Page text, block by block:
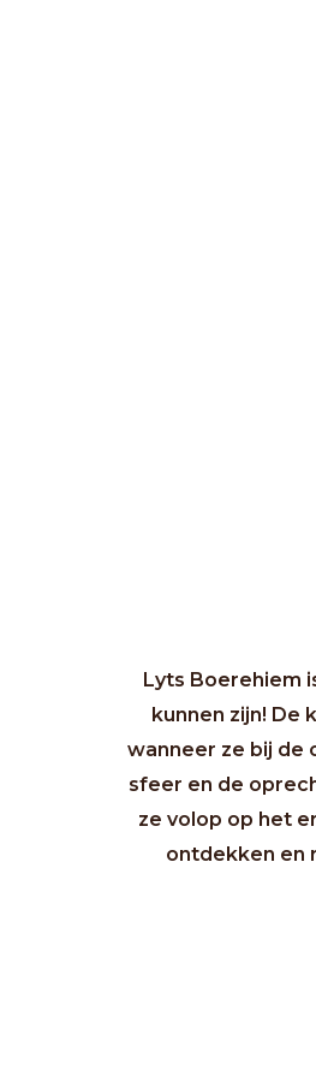
Lyts Boerehiem
kunnen zijn!
wanneer ze bij de
sfeer en de
ze volop op het
ontdekken en